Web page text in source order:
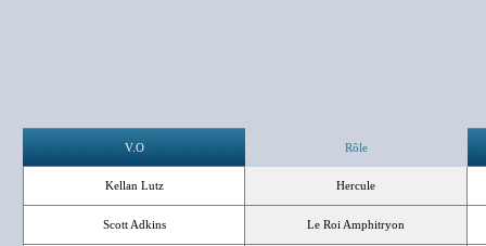
V.O Rôle
Kellan Lutz Hercule
Scott Adkins Le Roi Amphitryon